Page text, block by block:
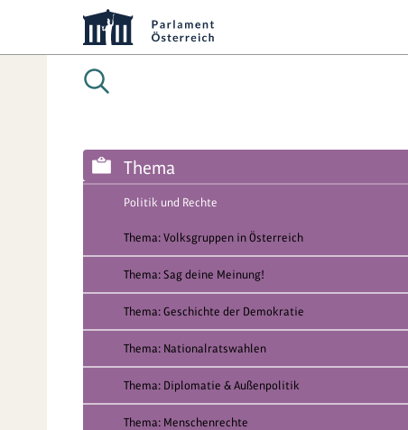
Thema
Politik und Rechte
Thema: Volksgruppen in Österreich
Thema: Sag deine Meinung!
Thema: Geschichte der Demokratie
Thema: Nationalratswahlen
Thema: Diplomatie & Außenpolitik
Thema: Menschenrechte